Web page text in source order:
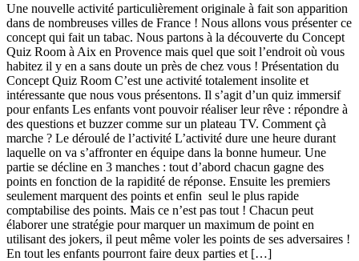
Une nouvelle activité particulièrement originale à fait son apparition
dans de nombreuses villes de France ! Nous allons vous présenter ce
concept qui fait un tabac. Nous partons à la découverte du Concept
Quiz Room à Aix en Provence mais quel que soit l’endroit où vous
habitez il y en a sans doute un près de chez vous ! Présentation du
Concept Quiz Room C’est une activité totalement insolite et
intéressante que nous vous présentons. Il s’agit d’un quiz immersif
pour enfants Les enfants vont pouvoir réaliser leur rêve : répondre à
des questions et buzzer comme sur un plateau TV. Comment çà
marche ? Le déroulé de l’activité L’activité dure une heure durant
laquelle on va s’affronter en équipe dans la bonne humeur. Une
partie se décline en 3 manches : tout d’abord chacun gagne des
points en fonction de la rapidité de réponse. Ensuite les premiers
seulement marquent des points et enfin seul le plus rapide
comptabilise des points. Mais ce n’est pas tout ! Chacun peut
élaborer une stratégie pour marquer un maximum de point en
utilisant des jokers, il peut même voler les points de ses adversaires !
En tout les enfants pourront faire deux parties et […]